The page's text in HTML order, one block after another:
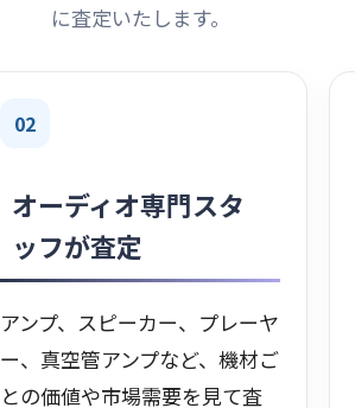
に査定いたします。
02
オーディオ専門スタ
ッフが査定
アンプ、スピーカー、プレーヤ
ー、真空管アンプなど、機材ご
との価値や市場需要を見て査